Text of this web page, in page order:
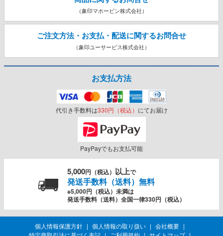
（象印マホービン株式会社）
ご注文方法・お支払・配送に関するお問合せ
（象印ユーサービス株式会社）
お支払方法
代引き手数料は330円（税込） にてお届け
PayPayでもお支払可能
5,000円（税込） 以上で
発送手数料（送料）無料
※5,000円（税込）未満は
発送手数料（送料）全国一律330円（税込）
個人情報保護方針 個人情報の取り扱い
会社概要